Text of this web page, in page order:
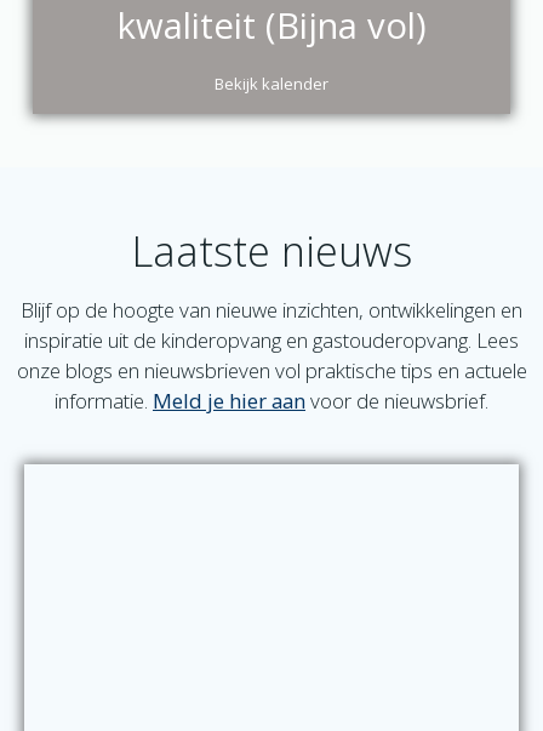
kwaliteit (Bijna vol)
Bekijk kalender
Laatste nieuws
Blijf op de hoogte van nieuwe inzichten, ontwikkelingen en
inspiratie uit de kinderopvang en gastouderopvang. Lees
onze blogs en nieuwsbrieven vol praktische tips en actuele
informatie. Meld je hier aanvoor de nieuwsbrief.